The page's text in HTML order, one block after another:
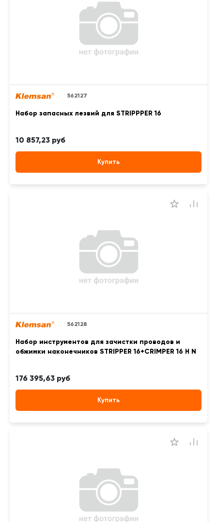
562127
Набор запасных лезвий для STRIPPPER 16
10 857,23 руб
Купить
562128
Набор инструментов для зачистки проводов и
обжимки наконечников STRIPPER 16+CRIMPER 16 H N
176 395,63 руб
Купить